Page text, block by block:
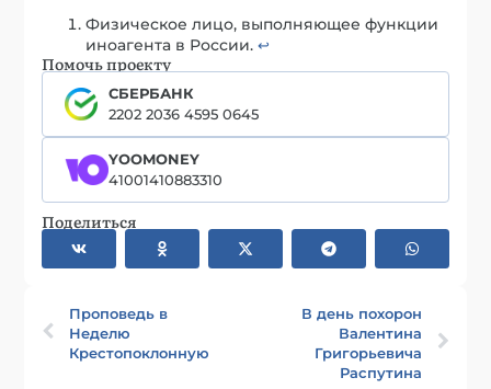
Физическое лицо, выполняющее функции
иноагента в России.↩︎
Помочь проекту
СБЕРБАНК
2202 2036 4595 0645
YOOMONEY
41001410883310
Поделиться
Проповедь в
Неделю
Крестопоклонную
В день похорон
Валентина
Григорьевича
Распутина